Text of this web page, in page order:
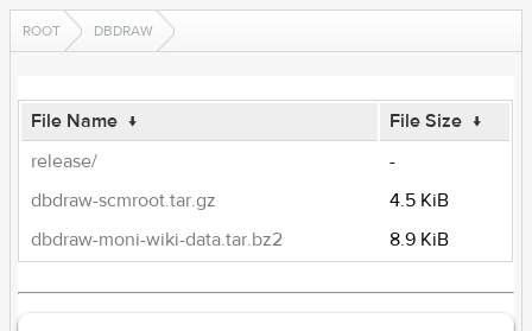
ROOT DBDRAW
File Name ↓ File Size ↓
release/
-
dbdraw-scmroot.tar.gz
4.5 KiB
dbdraw-moni-wiki-data.tar.bz2
8.9 KiB